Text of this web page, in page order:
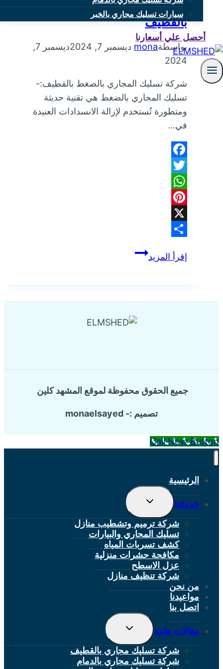
سيارات تسليك مجاري بالخبر
أحصل علي أسعارنا
شركة تسليك المجاري بالضغط
بالقطيف
بواسطةmona ديسمبر 7, 2024
ديسمبر 7,
2024
شركة تسليك المجاري بالضغط بالقطيف:-
تسليك المجاري بالضغط هي تقنية حديثة
ومتطورة تُستخدم لإزالة الانسدادات العنيدة
في…
Facebook
Twitter
WhatsApp
Pinterest
X
إقرأ المزيدشركة
جميع الحقوق محفوظة لموقع المشهد كلين
تصميم :- monaelsayed
Call Now Button
الرئيسية
خدماتنا
تبديل
القائمة
شركة ترميم وتشطيب منازل
تسليك المجاري والبيارات
كشف تسربات المياه
مكافحة حشرات منزلية
عزل الاسطح
شركة تنظيف منازل
من نحن
مواعيدنا
اتصل بنا
مقالات هامة
تبديل
القائمة
شركة تسليك مجاري بالقطيف
شركة تسليك مجاري بالدمام